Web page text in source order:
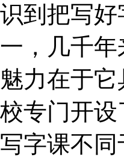
到把写
，几千
力在于
专门开
字课不